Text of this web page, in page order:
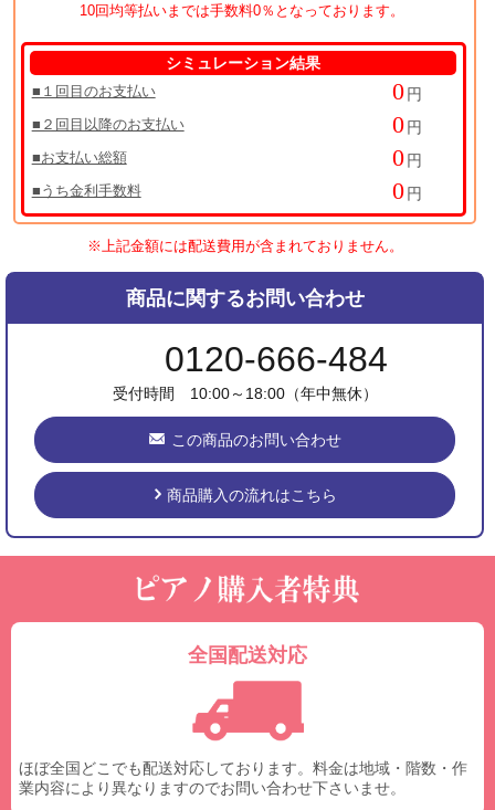
10回均等払いまでは手数料0％となっております。
シミュレーション結果
■１回目のお支払い 円
■２回目以降のお支払い 円
■お支払い総額 円
■うち金利手数料 円
※上記金額には配送費用が含まれておりません。
商品に関するお問い合わせ
0120-666-484
受付時間 10:00～18:00（年中無休）
この商品のお問い合わせ
商品購入の流れはこちら
全国配送対応
ほぼ全国どこでも配送対応しております。料金は地域・階数・作
業内容により異なりますのでお問い合わせ下さいませ。